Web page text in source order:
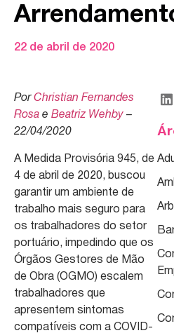
22 de abril de 2020
Por Christian Fernandes
Rosa e Beatriz Wehby –
22/04/2020
A Medida Provisória 945, de
4 de abril de 2020, buscou
garantir um ambiente de
trabalho mais seguro para
os trabalhadores do setor
portuário, impedindo que os
Órgãos Gestores de Mão
de Obra (OGMO) escalem
trabalhadores que
apresentem sintomas
compatíveis com a COVID-